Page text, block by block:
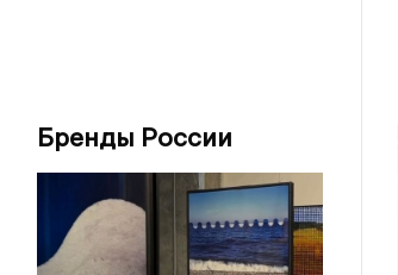
Бренды России